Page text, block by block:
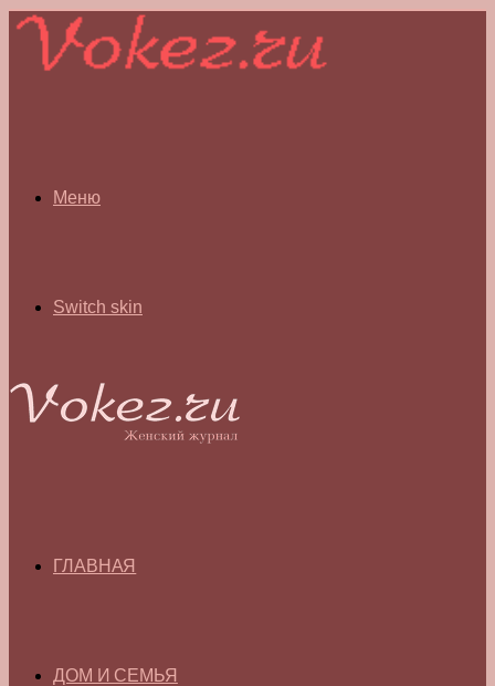
Меню
Switch skin
ГЛАВНАЯ
ДОМ И СЕМЬЯ